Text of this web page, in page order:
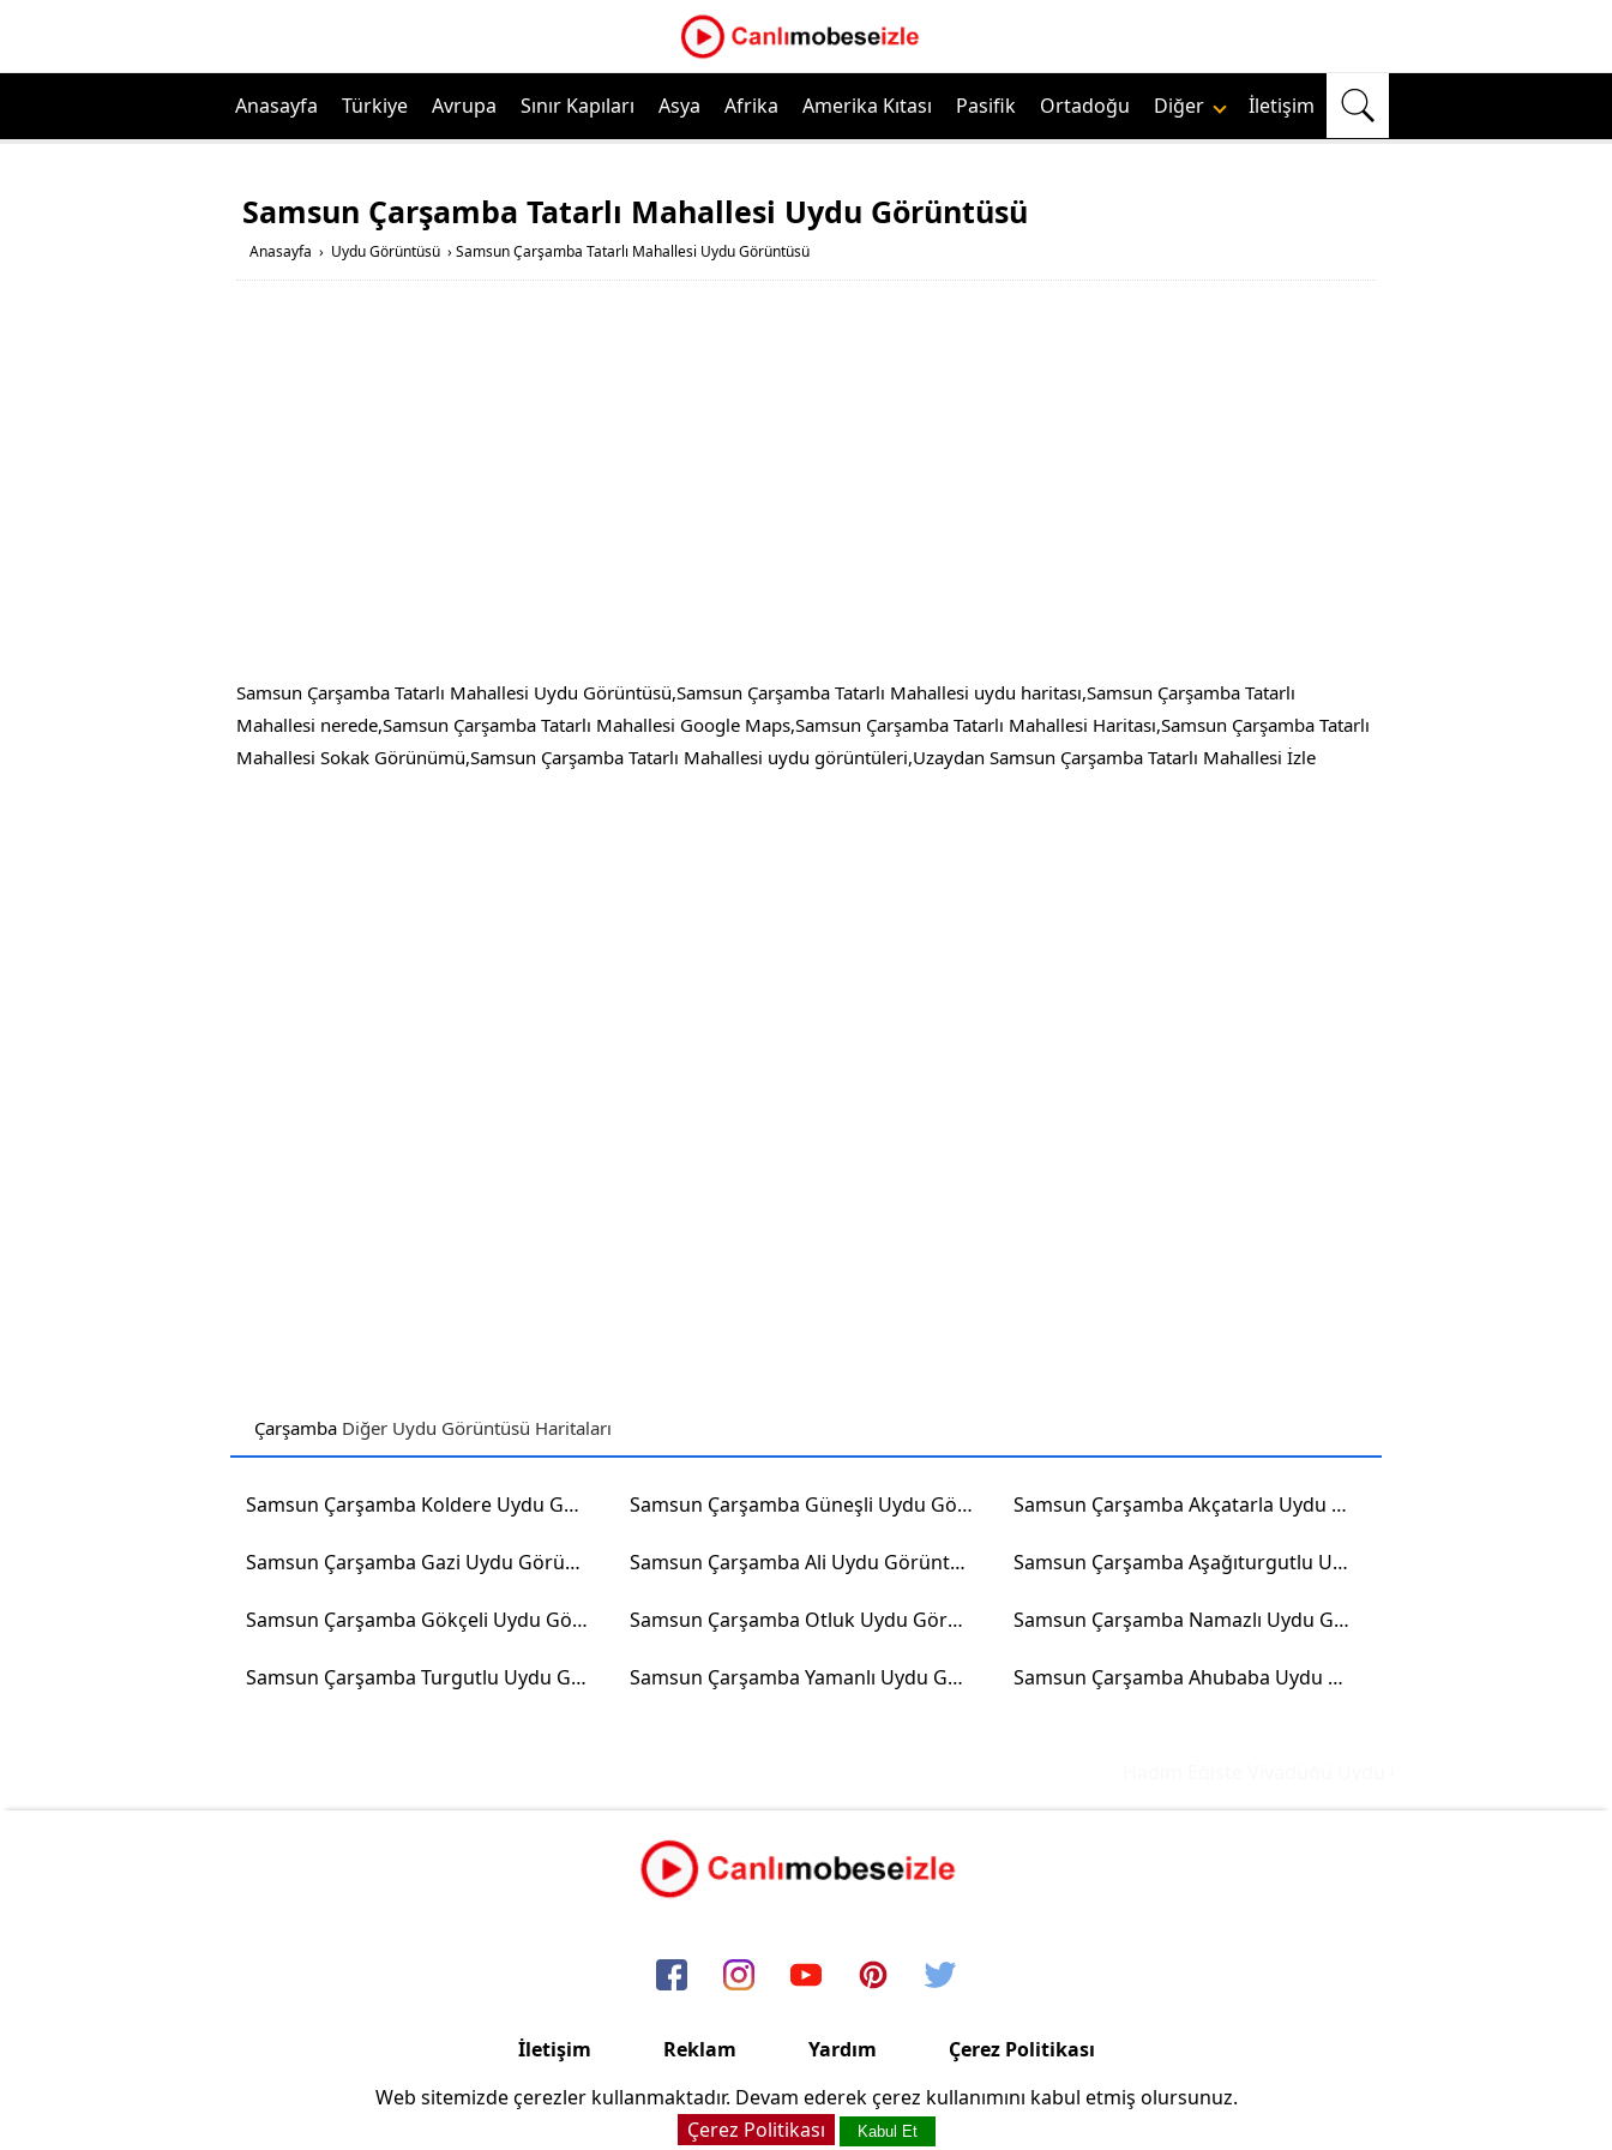
Anasayfa Türkiye Avrupa Sınır Kapıları Asya Afrika Amerika Kıtası Pasifik Ortadoğu Diğer İletişim
Samsun Çarşamba Tatarlı Mahallesi Uydu Görüntüsü
Anasayfa › Uydu Görüntüsü › Samsun Çarşamba Tatarlı Mahallesi Uydu Görüntüsü
Samsun Çarşamba Tatarlı Mahallesi Uydu Görüntüsü,Samsun Çarşamba Tatarlı Mahallesi uydu haritası,Samsun Çarşamba Tatarlı
Mahallesi nerede,Samsun Çarşamba Tatarlı Mahallesi Google Maps,Samsun Çarşamba Tatarlı Mahallesi Haritası,Samsun Çarşamba Tatarlı
Mahallesi Sokak Görünümü,Samsun Çarşamba Tatarlı Mahallesi uydu görüntüleri,Uzaydan Samsun Çarşamba Tatarlı Mahallesi İzle
Çarşamba Diğer Uydu Görüntüsü Haritaları
Samsun Çarşamba Koldere Uydu Görüntüsü Samsun Çarşamba Güneşli Uydu Görüntüsü Samsun Çarşamba Akçatarla Uydu Görüntüsü
Samsun Çarşamba Gazi Uydu Görüntüsü Samsun Çarşamba Ali Uydu Görüntüsü Samsun Çarşamba Aşağıturgutlu Uydu Görüntüsü
Samsun Çarşamba Gökçeli Uydu Görüntüsü Samsun Çarşamba Otluk Uydu Görüntüsü Samsun Çarşamba Namazlı Uydu Görüntüsü
Samsun Çarşamba Turgutlu Uydu Görüntüsü Samsun Çarşamba Yamanlı Uydu Görüntüsü Samsun Çarşamba Ahubaba Uydu Görüntüsü
İletişim Reklam Yardım Çerez Politikası
Copyright © 2006/2024 Canlimobeseizle.com
Web sitemizde çerezler kullanmaktadır. Devam ederek çerez kullanımını kabul etmiş olursunuz.
Çerez Politikası
Kabul Et